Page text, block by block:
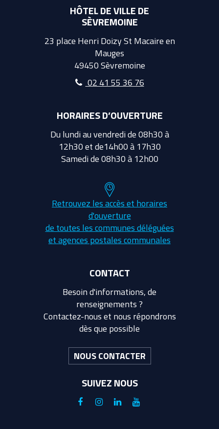
HÔTEL DE VILLE DE
SÈVREMOINE
23 place Henri Doizy St Macaire en
Mauges
49450 Sèvremoine
02 41 55 36 76
HORAIRES D’OUVERTURE
Du lundi au vendredi de 08h30 à
12h30 et de14h00 à 17h30
Samedi de 08h30 à 12h00
Retrouvez les accès et horaires
d'ouverture
de toutes les communes déléguées
et agences postales communales
CONTACT
Besoin d'informations, de
renseignements ?
Contactez-nous et nous répondrons
dès que possible
NOUS CONTACTER
SUIVEZ NOUS
Lien
Lien
Lien
Lien